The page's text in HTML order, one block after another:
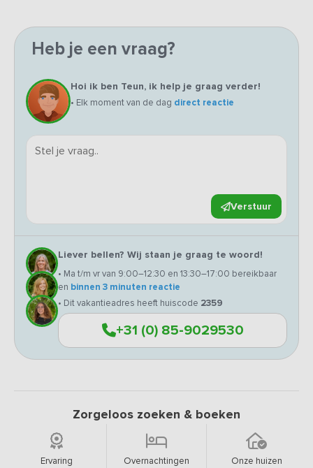
Heb je een vraag?
Hoi ik ben Teun, ik help je graag verder!
• Elk moment van de dag direct reactie
Verstuur
Liever bellen? Wij staan je graag te woord!
• Ma t/m vr van 9:00–12:30 en 13:30–17:00 bereikbaar
en binnen 3 minuten reactie
• Dit vakantieadres heeft huiscode 2359
+31 (0) 85-9029530
Zorgeloos zoeken & boeken
Ervaring Overnachtingen Onze huizen